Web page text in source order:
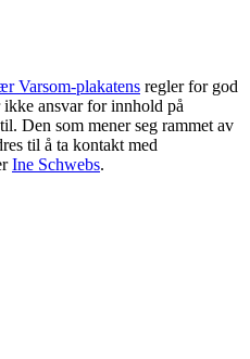
Varsom-plakatens regler for god
ansvar for innhold på
Den som mener seg rammet av
til å ta kontakt med
Ine Schwebs.